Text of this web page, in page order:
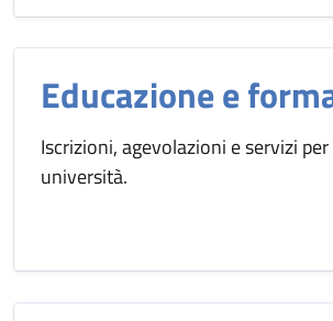
Educazione e
Iscrizioni, agevolazioni e servizi
università.